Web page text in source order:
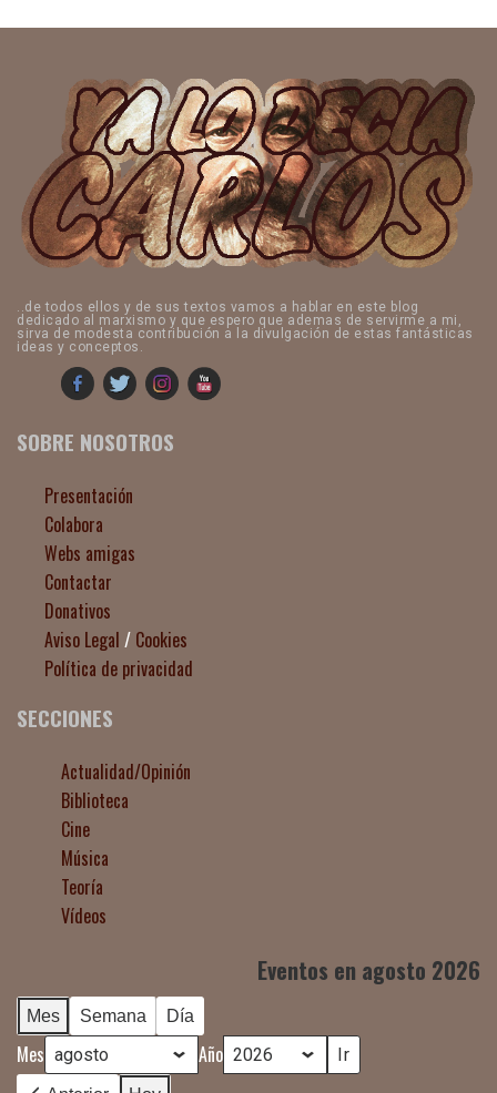
..de todos ellos y de sus textos vamos a hablar en este blog
dedicado al marxismo y que espero que ademas de servirme a mi,
sirva de modesta contribución a la divulgación de estas fantásticas
ideas y conceptos.
SOBRE NOSOTROS
Presentación
Colabora
Webs amigas
Contactar
Donativos
Aviso Legal / Cookies
Política de privacidad
SECCIONES
Actualidad/Opinión
Biblioteca
Cine
Música
Teoría
Vídeos
Eventos en agosto 2026
Mes Semana Día
Mes Año